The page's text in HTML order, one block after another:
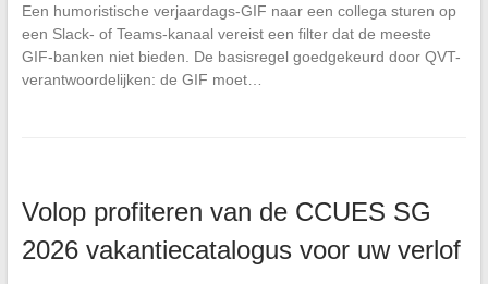
Een humoristische verjaardags-GIF naar een collega sturen op
een Slack- of Teams-kanaal vereist een filter dat de meeste
GIF-banken niet bieden. De basisregel goedgekeurd door QVT-
verantwoordelijken: de GIF moet…
Volop profiteren van de CCUES SG
2026 vakantiecatalogus voor uw verlof